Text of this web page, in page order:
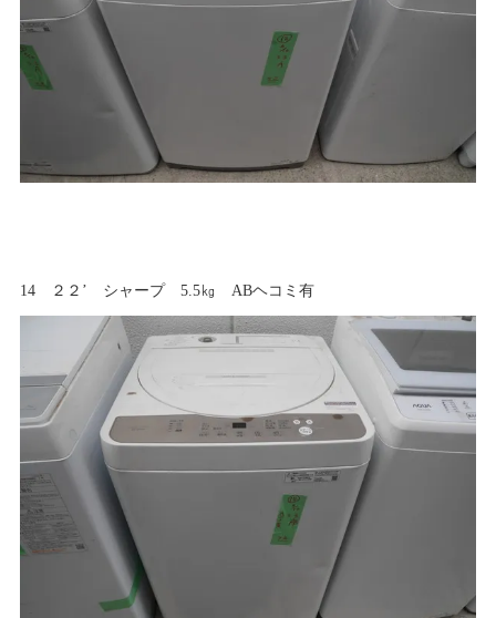
14 ２２’ シャープ 5.5㎏ ABヘコミ有